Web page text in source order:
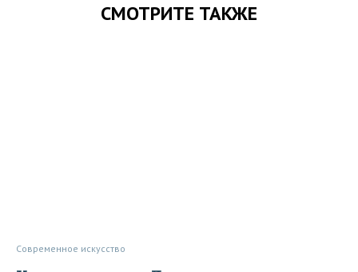
СМОТРИТЕ ТАКЖЕ
Современное искусство